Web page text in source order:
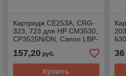
Картридж CE253A, CRG-
323, 723 для HP CM3530,
CP3525N/DN, Canon LBP-
пурпурный с чипом (SPI)
157,20руб.
Купить
36